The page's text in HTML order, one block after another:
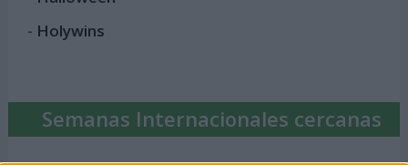
- Holywins
Semanas Internacionales cercanas